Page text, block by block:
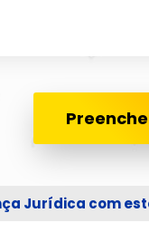
Jurídica com